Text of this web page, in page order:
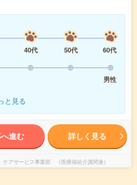
40代 50代
60代
男性
と見る
進む 詳しく見る
アサービス事業部 （医療福祉介護関連）